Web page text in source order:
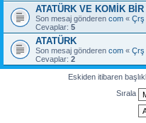
ATATÜRK VE KOMİK
Son mesaj gönderen com « Çrş
Cevaplar: 5
ATATÜRK
Son mesaj gönderen com « Çrş
Cevaplar: 2
Eskiden itibaren
Sırala